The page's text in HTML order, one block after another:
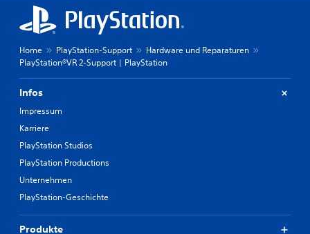
Home PlayStation-Support
Hardware und Reparaturen
PlayStation®VR 2-Support | PlayStation
Infos
Impressum
Karriere
PlayStation Studios
PlayStation Productions
Unternehmen
PlayStation-Geschichte
Produkte